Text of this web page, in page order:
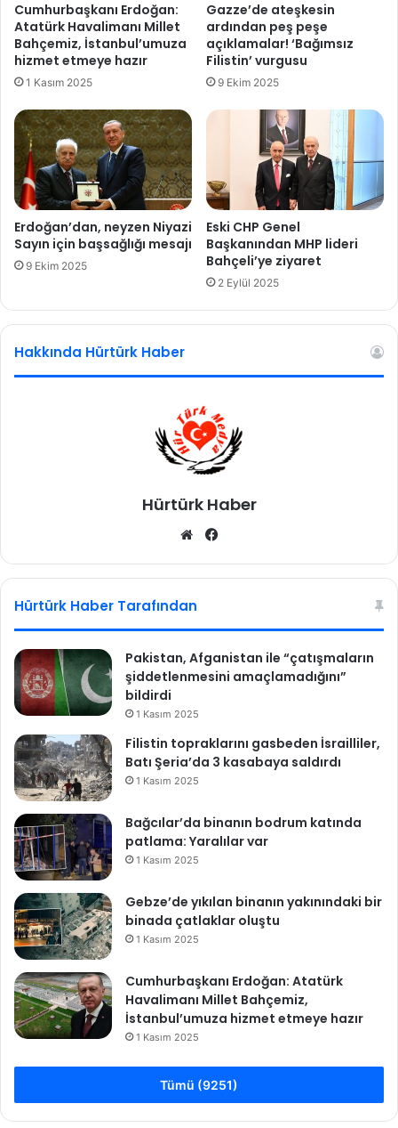
l
i
m
t
i
'
t
m
d
ı
Cumhurbaşkanı Erdoğan:
Atatürk Havalimanı Millet
Bahçemiz, İstanbul’umuza
hizmet etmeye hazır
1 Kasım 2025
Gazze’de ateşkesin
ardından peş peşe
açıklamalar! ‘Bağımsız
Filistin’ vurgusu
9 Ekim 2025
Erdoğan’dan, neyzen Niyazi
Sayın için başsağlığı mesajı
9 Ekim 2025
Eski CHP Genel
Başkanından MHP lideri
Bahçeli’ye ziyaret
2 Eylül 2025
Hakkında Hürtürk Haber
Hürtürk Haber
We
sit bo
Hürtürk Haber Tarafından
Pakistan, Afganistan ile “çatışmaların
şiddetlenmesini amaçlamadığını”
bildirdi
1 Kasım 2025
Filistin topraklarını gasbeden İsrailliler,
Batı Şeria’da 3 kasabaya saldırdı
1 Kasım 2025
Bağcılar’da binanın bodrum katında
patlama: Yaralılar var
1 Kasım 2025
Gebze’de yıkılan binanın yakınındaki bir
binada çatlaklar oluştu
1 Kasım 2025
Cumhurbaşkanı Erdoğan: Atatürk
Havalimanı Millet Bahçemiz,
İstanbul’umuza hizmet etmeye hazır
1 Kasım 2025
Tümü (9251)